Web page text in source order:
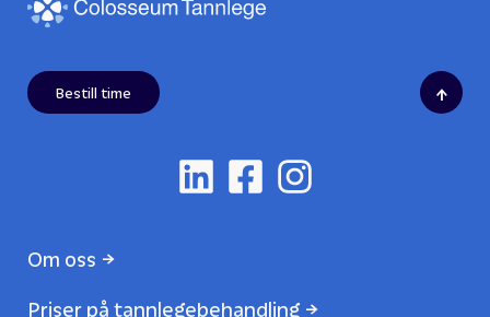
Bestill time
Om oss
Priser på tannlegebehandling
↑